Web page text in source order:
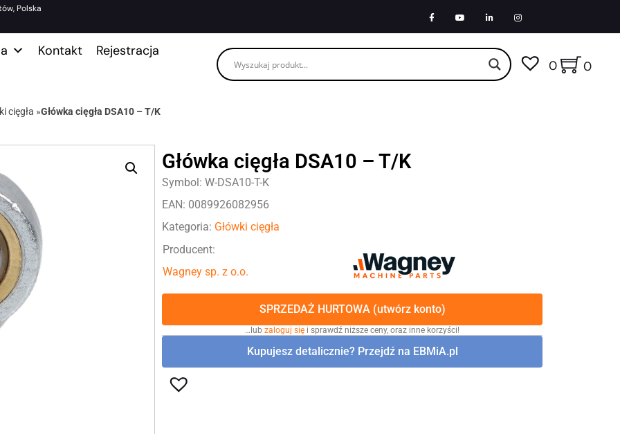
Polska
Kontakt
Rejestracja
0
0
cięgła »Główka cięgła DSA10 – T/K
Główka cięgła DSA10 – T/K
Symbol: W-DSA10-T-K
EAN: 0089926082956
Kategoria: Główki cięgła
Producent:
Wagney sp. z o.o.
SPRZEDAŻ HURTOWA (utwórz konto)
…lub zaloguj się i sprawdź niższe ceny, oraz inne korzyści!
Kupujesz detalicznie? Przejdź na EBMiA.pl